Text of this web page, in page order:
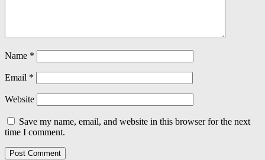
Name *
Email *
Website
Save my name, email, and website in this browser for the next
time I comment.